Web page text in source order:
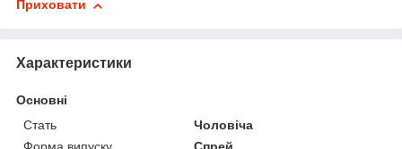
Приховати
Характеристики
Основні
Стать
Чоловіча